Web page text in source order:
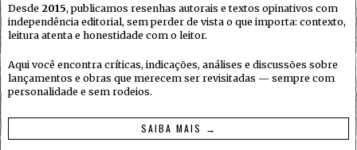
Desde 2015, publicamos resenhas autorais e textos opinativos com
independência editorial, sem perder de vista o que importa: contexto,
leitura atenta e honestidade com o leitor.
Aqui você encontra críticas, indicações, análises e discussões sobre
lançamentos e obras que merecem ser revisitadas — sempre com
personalidade e sem rodeios.
SAIBA MAIS →